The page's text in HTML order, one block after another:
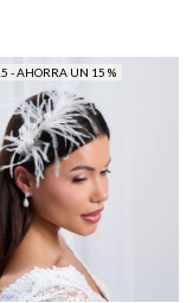
- AHORRA UN 15 %